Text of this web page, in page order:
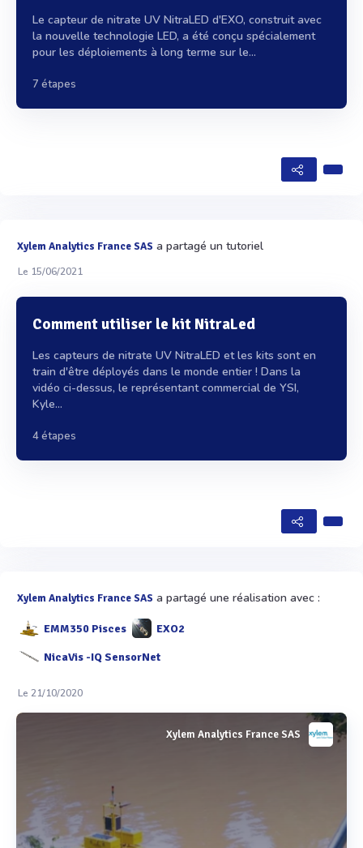
Le capteur de nitrate UV NitraLED d'EXO, construit avec
la nouvelle technologie LED, a été conçu spécialement
pour les déploiements à long terme sur le...
7 étapes
Xylem Analytics France SAS a partagé un tutoriel
Le 15/06/2021
Comment utiliser le kit NitraLed
Les capteurs de nitrate UV NitraLED et les kits sont en
train d'être déployés dans le monde entier ! Dans la
vidéo ci-dessus, le représentant commercial de YSI,
Kyle...
4 étapes
Xylem Analytics France SAS a partagé une réalisation avec :
EMM350 Pisces EXO2
NicaVis -IQ SensorNet
Le 21/10/2020
Xylem Analytics France SAS